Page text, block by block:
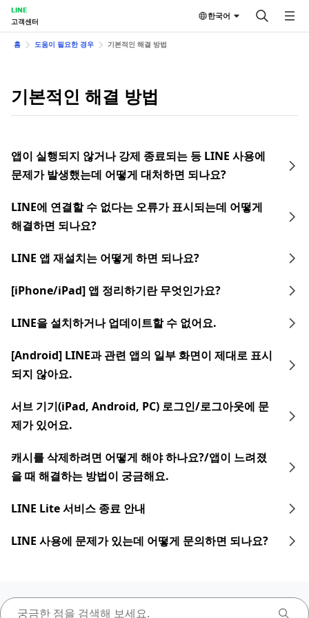
LINE
고객센터
한국어
홈 도움이 필요한 경우 기본적인 해결 방법
기본적인 해결 방법
앱이 실행되지 않거나 강제 종료되는 등 LINE 사용에
문제가 발생했는데 어떻게 대처하면 되나요?
LINE에 연결할 수 없다는 오류가 표시되는데 어떻게
해결하면 되나요?
LINE 앱 재설치는 어떻게 하면 되나요?
[iPhone/iPad] 앱 정리하기란 무엇인가요?
LINE을 설치하거나 업데이트할 수 없어요.
[Android] LINE과 관련 앱의 일부 화면이 제대로 표시
되지 않아요.
서브 기기(iPad, Android, PC) 로그인/로그아웃에 문
제가 있어요.
캐시를 삭제하려면 어떻게 해야 하나요?/앱이 느려졌
을 때 해결하는 방법이 궁금해요.
LINE Lite 서비스 종료 안내
LINE 사용에 문제가 있는데 어떻게 문의하면 되나요?